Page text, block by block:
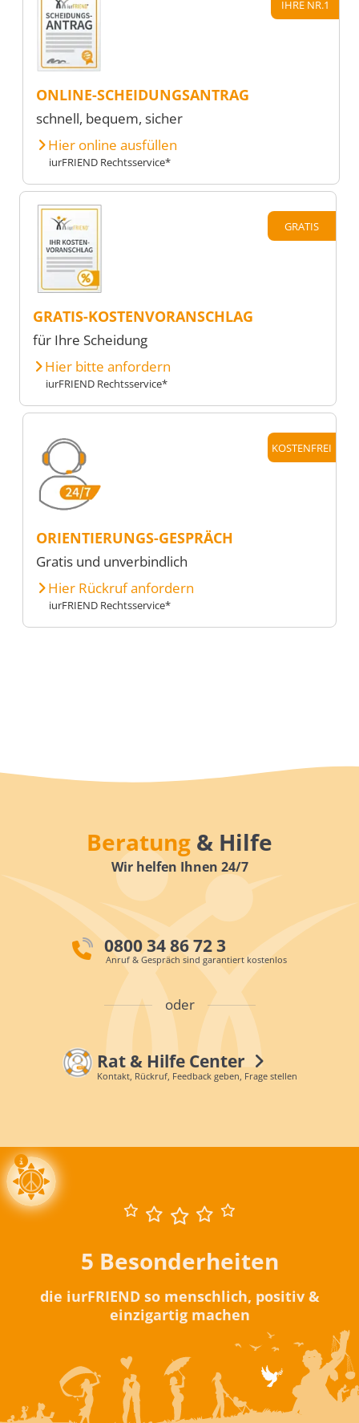
IHRE NR.1
ONLINE-SCHEIDUNGSANTRAG
schnell, bequem, sicher
Hier online ausfüllen
iurFRIEND Rechtsservice*
GRATIS
GRATIS-KOSTENVORANSCHLAG
für Ihre Scheidung
Hier bitte anfordern
iurFRIEND Rechtsservice*
KOSTENFREI
ORIENTIERUNGS-GESPRÄCH
Gratis und unverbindlich
Hier Rückruf anfordern
iurFRIEND Rechtsservice*
Beratung & Hilfe
Wir helfen Ihnen 24/7
0800 34 86 72 3
Anruf & Gespräch sind garantiert kostenlos
oder
Rat & Hilfe Center
Kontakt, Rückruf, Feedback geben, Frage stellen
5 Besonderheiten
die iurFRIEND so menschlich, positiv &
einzigartig machen